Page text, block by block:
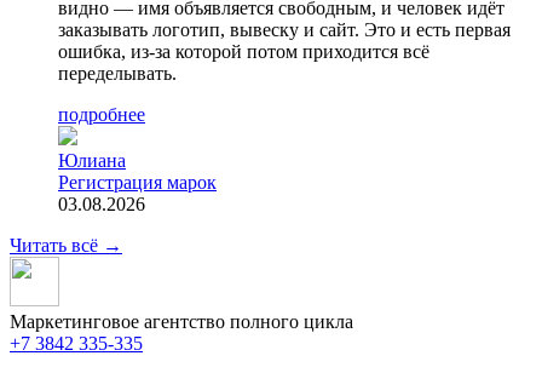
видно — имя объявляется свободным, и человек идёт
заказывать логотип, вывеску и сайт. Это и есть первая
ошибка, из-за которой потом приходится всё
переделывать.
подробнее
Юлиана
Регистрация марок
03.08.2026
Читать всё →
Маркетинговое агентство полного цикла
+7 3842 335‑335